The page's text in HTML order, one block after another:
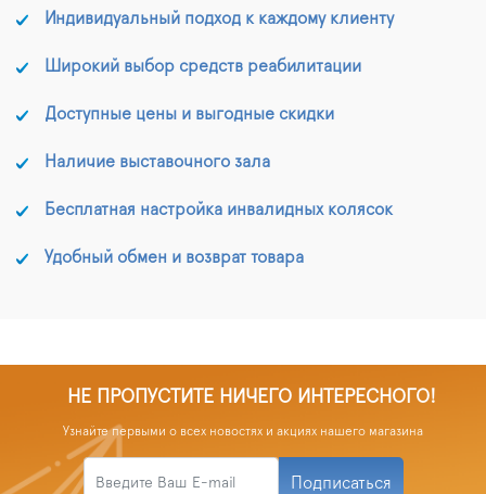
Индивидуальный подход к каждому клиенту
Широкий выбор средств реабилитации
Доступные цены и выгодные скидки
Наличие выставочного зала
Бесплатная настройка инвалидных колясок
Удобный обмен и возврат товара
НЕ ПРОПУСТИТЕ НИЧЕГО ИНТЕРЕСНОГО!
Узнайте первыми о всех новостях и акциях нашего магазина
Подписаться